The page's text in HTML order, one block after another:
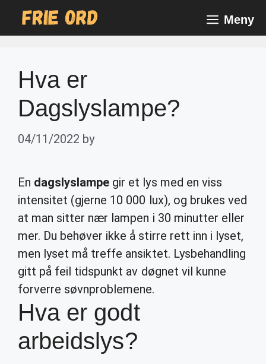
Meny
Hva er
Dagslyslampe?
04/11/2022 by
En dagslyslampe gir et lys med en viss
intensitet (gjerne 10 000 lux), og brukes ved
at man sitter nær lampen i 30 minutter eller
mer. Du behøver ikke å stirre rett inn i lyset,
men lyset må treffe ansiktet. Lysbehandling
gitt på feil tidspunkt av døgnet vil kunne
forverre søvnproblemene.
Hva er godt
arbeidslys?